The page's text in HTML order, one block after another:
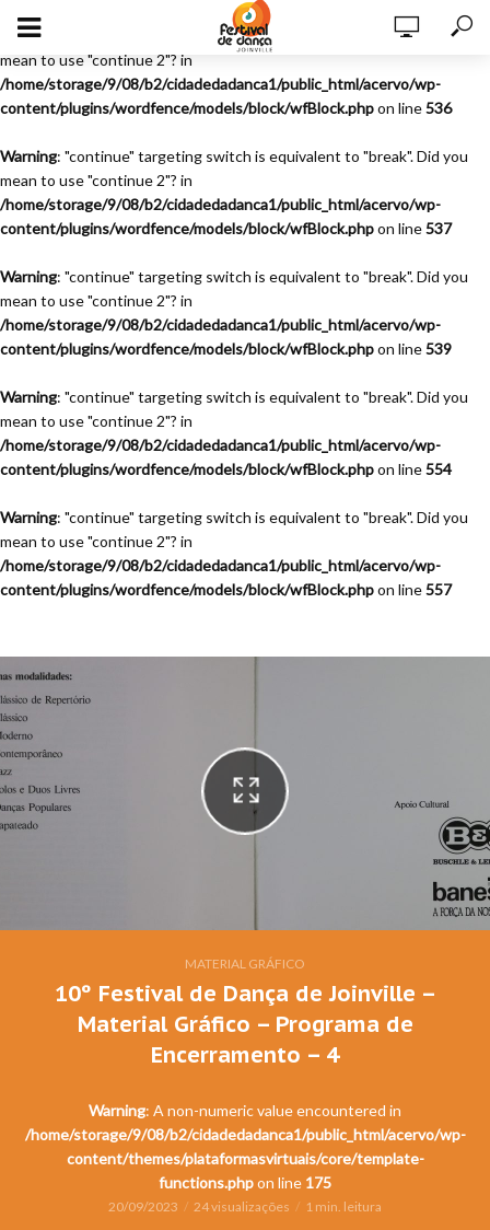
Warning
: "continue" targeting switch is equivalent to "break". Did you
mean to use "continue 2"? in
/home/storage/9/08/b2/cidadedadanca1/public_html/acervo/wp-
content/plugins/wordfence/models/block/wfBlock.phpon line536
Warning: "continue" targeting switch is equivalent to "break". Did you
mean to use "continue 2"? in
/home/storage/9/08/b2/cidadedadanca1/public_html/acervo/wp-
content/plugins/wordfence/models/block/wfBlock.phpon line537
Warning: "continue" targeting switch is equivalent to "break". Did you
mean to use "continue 2"? in
/home/storage/9/08/b2/cidadedadanca1/public_html/acervo/wp-
content/plugins/wordfence/models/block/wfBlock.phpon line539
Warning: "continue" targeting switch is equivalent to "break". Did you
mean to use "continue 2"? in
/home/storage/9/08/b2/cidadedadanca1/public_html/acervo/wp-
content/plugins/wordfence/models/block/wfBlock.phpon line554
Warning: "continue" targeting switch is equivalent to "break". Did you
mean to use "continue 2"? in
/home/storage/9/08/b2/cidadedadanca1/public_html/acervo/wp-
content/plugins/wordfence/models/block/wfBlock.phpon line557
MATERIAL GRÁFICO
10º Festival de Dança de Joinville –
Material Gráfico – Programa de
Encerramento – 4
Warning: A non-numeric value encountered in
/home/storage/9/08/b2/cidadedadanca1/public_html/acervo/wp-
content/themes/plataformasvirtuais/core/template-
functions.phpon line 175
20/09/2023 24 visualizações 1 min. leitura